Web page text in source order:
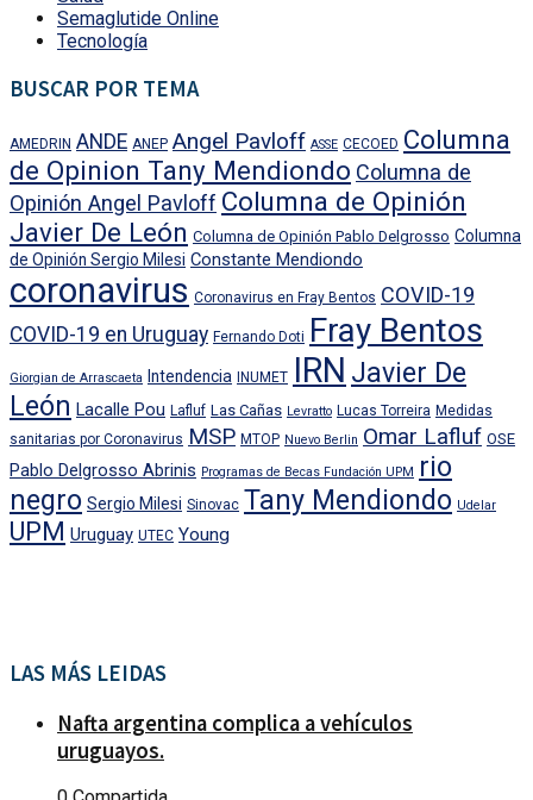
Semaglutide Online
Tecnología
BUSCAR POR TEMA
AMEDRIN ANDE ANEP Angel Pavloff ASSE CECOED Columna
de Opinion Tany Mendiondo Columna de
Opinión Angel Pavloff Columna de Opinión
Javier De León Columna de Opinión Pablo Delgrosso Columna
de Opinión Sergio Milesi Constante Mendiondo
coronavirus Coronavirus en Fray Bentos COVID-19
COVID-19 en Uruguay Fernando Doti Fray Bentos
Giorgian de Arrascaeta Intendencia INUMET IRN Javier De
León Lacalle Pou Lafluf Las Cañas Levratto Lucas Torreira Medidas
sanitarias por Coronavirus MSP MTOP Nuevo Berlin Omar Lafluf OSE
Pablo Delgrosso Abrinis Programas de Becas Fundación UPM
rio
negro Sergio Milesi Sinovac Tany Mendiondo Udelar
UPM Uruguay UTEC Young
LAS MÁS LEIDAS
Nafta argentina complica a vehículos
uruguayos.